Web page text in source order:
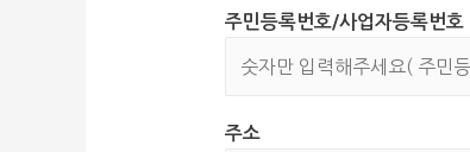
주민등록번호/사업자등록번호
주소